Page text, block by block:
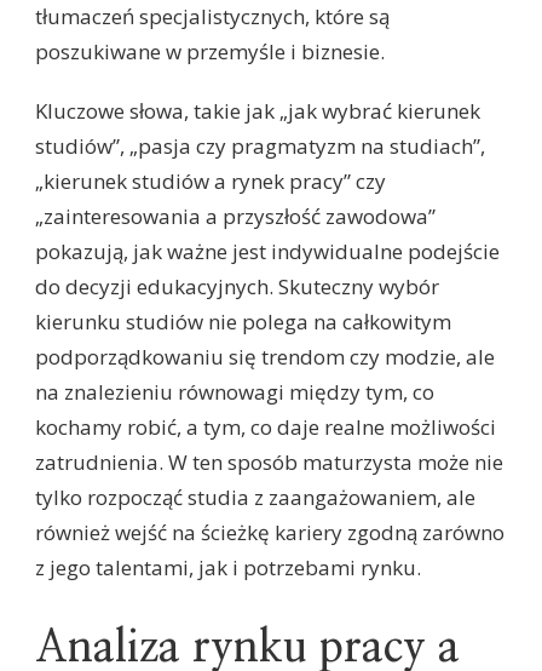
tłumaczeń specjalistycznych, które są
poszukiwane w przemyśle i biznesie.
Kluczowe słowa, takie jak „jak wybrać kierunek
studiów”, „pasja czy pragmatyzm na studiach”,
„kierunek studiów a rynek pracy” czy
„zainteresowania a przyszłość zawodowa”
pokazują, jak ważne jest indywidualne podejście
do decyzji edukacyjnych. Skuteczny wybór
kierunku studiów nie polega na całkowitym
podporządkowaniu się trendom czy modzie, ale
na znalezieniu równowagi między tym, co
kochamy robić, a tym, co daje realne możliwości
zatrudnienia. W ten sposób maturzysta może nie
tylko rozpocząć studia z zaangażowaniem, ale
również wejść na ścieżkę kariery zgodną zarówno
z jego talentami, jak i potrzebami rynku.
Analiza rynku pracy a